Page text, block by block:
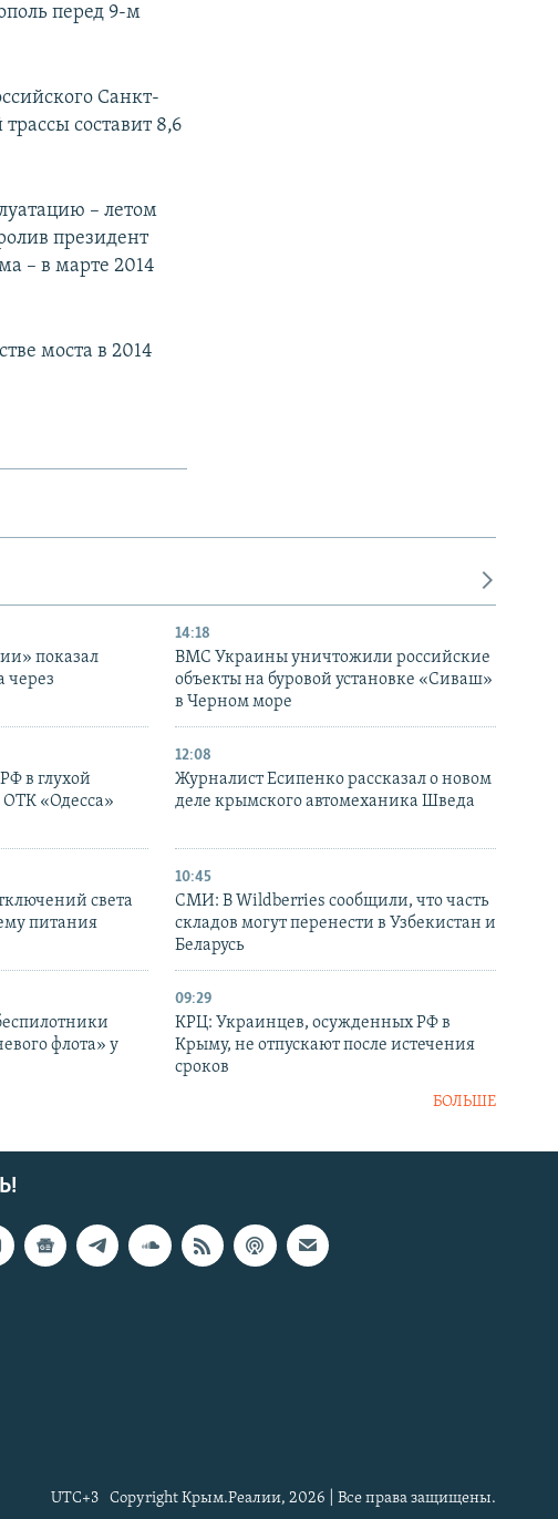
перед 9-м
Санкт-
составит 8,6
– летом
президент
– в марте 2014
моста в 2014
показал
через
14:18
ВМС Украины уничтожили российские
объекты на буровой установке «Сиваш»
в Черном море
в глухой
«Одесса»
12:08
Журналист Есипенко рассказал о новом
деле крымского автомеханика Шведа
света
питания
10:45
СМИ: В Wildberries сообщили, что часть
складов могут перенести в Узбекистан и
Беларусь
флота» у
09:29
КРЦ: Украинцев, осужденных РФ в
Крыму, не отпускают после истечения
сроков
БОЛЬШЕ
Copyright Крым.Реалии, 2026 | Все права защищены.
UTC+3